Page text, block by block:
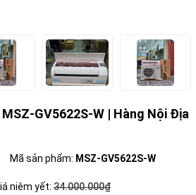
GV5622S-W | Hàng Nội Địa
Mã sản phẩm: MSZ-GV5622S-W
niêm yết: 34.000.000₫